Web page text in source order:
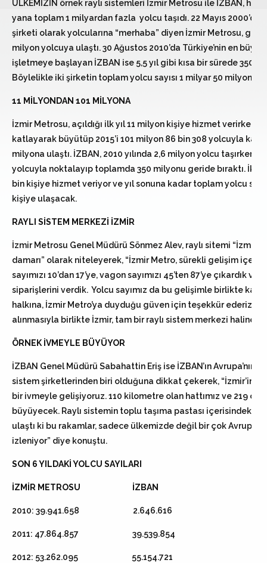
ÜLKEMİZİN örnek raylı sistemleri İzmir Metrosu ile İZBAN,
yana toplam 1 milyardan fazla yolcu taşıdı. 22 Mayıs 2000’de
şirketi olarak yolcularına “merhaba” diyen İzmir Metrosu,
milyon yolcuya ulaştı. 30 Ağustos 2010’da Türkiye’nin en
işletmeye başlayan İZBAN ise 5,5 yıl gibi kısa bir sürede 350
Böylelikle iki şirketin toplam yolcu sayısı 1 milyar 50 milyon
11 MİLYONDAN 101 MİLYONA
İzmir Metrosu, açıldığı ilk yıl 11 milyon kişiye hizmet verirken,
katlayarak büyütüp 2015’i 101 milyon 86 bin 308 yolcuyla
milyona ulaştı. İZBAN, 2010 yılında 2,6 milyon yolcu taşırken,
yolcuyla noktalayıp toplamda 350 milyonu geride bıraktı. İki
bin kişiye hizmet veriyor ve yıl sonuna kadar toplam yolcu
kişiye ulaşacak.
RAYLI SİSTEM MERKEZİ İZMİR
İzmir Metrosu Genel Müdürü Sönmez Alev, raylı sitemi “İzmir
damarı” olarak niteleyerek, “İzmir Metro, sürekli gelişim
sayımızı 10’dan 17’ye, vagon sayımızı 45’ten 87’ye çıkardık
siparişlerini verdik. Yolcu sayımız da bu gelişimle birlikte
halkına, İzmir Metro’ya duyduğu güven için teşekkür ederiz.
alınmasıyla birlikte İzmir, tam bir raylı sistem merkezi haline
ÖRNEK İVMEYLE BÜYÜYOR
İZBAN Genel Müdürü Sabahattin Eriş ise İZBAN’ın Avrupa’nın
sistem şirketlerinden biri olduğuna dikkat çekerek, “İzmir’in
bir ivmeyle gelişiyoruz. 110 kilometre olan hattımız ve 219
büyüyecek. Raylı sistemin toplu taşıma pastası içerisindeki
ulaştı ki bu rakamlar, sadece ülkemizde değil bir çok Avrupa
izleniyor” diye konuştu.
SON 6 YILDAKİ YOLCU SAYILARI
İZMİR METROSU İZBAN
2010: 39.941.658 2.646.616
2011: 47.864.857 39.539.854
2012: 53.262.095 55.154.721